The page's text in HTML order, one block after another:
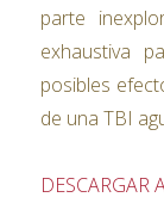
parte
exhaustiva
posibles
de una TBI
DESCARGAR